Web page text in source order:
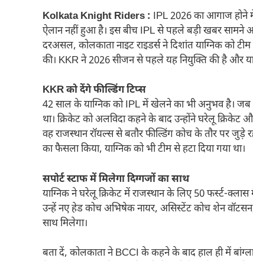
Kolkata Knight Riders : IPL 2026 का आगाज
ऐलान नहीं हुआ है। इस बीच IPL से पहले बड़ी खबर सामने आई
दरअसल, कोलकाता नाइट राइडर्स ने दिशांत याग्निक को
की। KKR ने 2026 सीजन से पहले यह नियुक्ति की है और
KKR को देंगे फील्डिंग टिप्स
42 साल के याग्निक को IPL में खेलने का भी अनुभव है। जब
था। क्रिकेट को अलविदा कहने के बाद उन्होंने घरेलू
वह राजस्थान रॉयल्स से बतौर फील्डिंग कोच के तौर पर
का फैसला किया, याग्निक को भी टीम से हटा दिया गया था।
सपोर्ट स्टाफ में मिलेगा दिग्गजों का साथ
याग्निक ने घरेलू क्रिकेट में राजस्थान के लिए 50 फर्स्ट-
उन्हें नए हेड कोच अभिषेक नायर, असिस्टेंट कोच शेन
साथ मिलेगा।
बता दें, कोलकाता ने BCCI के कहने के बाद हाल ही में